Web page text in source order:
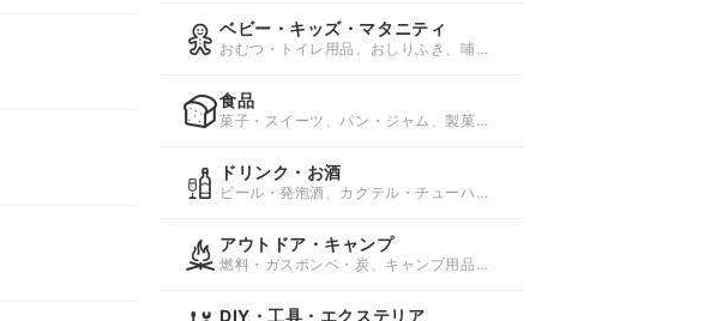
ーサーバー
ベビー・キッズ・マタニティ
おむつ・トイレ用品、おしりふき、哺乳
食品
菓子・スイーツ、パン・ジャム、製菓・
ドリンク・お酒
ビール・発泡酒、カクテル・チューハイ
アウトドア・キャンプ
燃料・ガスボンベ・炭、キャンプ用品、
DIY・工具・エクステリア